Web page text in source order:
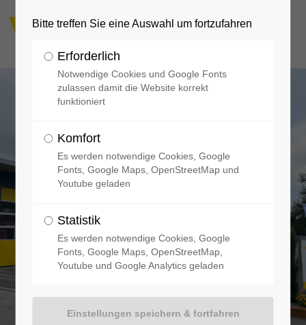
Bitte treffen Sie eine Auswahl um fortzufahren
Erforderlich
Notwendige Cookies und Google Fonts
zulassen damit die Website korrekt
funktioniert
Komfort
Es werden notwendige Cookies, Google
Fonts, Google Maps, OpenStreetMap und
Youtube geladen
Statistik
Es werden notwendige Cookies, Google
Fonts, Google Maps, OpenStreetMap,
Youtube und Google Analytics geladen